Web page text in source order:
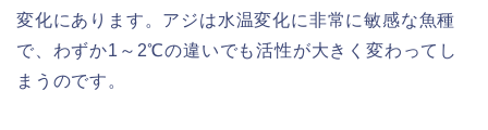
変化にあります。アジは水温変化に非常に敏感な魚種
で、わずか1～2℃の違いでも活性が大きく変わってし
まうのです。